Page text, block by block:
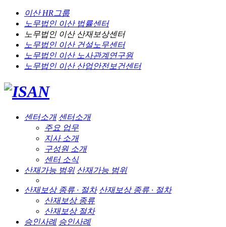
이산 HR그룹
노무법인 이산법률센터
노무법인 이산산재보상센터
노무법인 이산건설노무센터
노무법인 이산노사관계연구원
노무법인 이산산업안전보건센터
센터소개 센터소개
주요 업무
지사 소개
구성원 소개
센터 소식
산재가능 범위 산재가능 범위
산재보상 종류 · 절차 산재보상 종류 · 절차
산재보상 종류
산재보상 절차
승인사례 승인사례